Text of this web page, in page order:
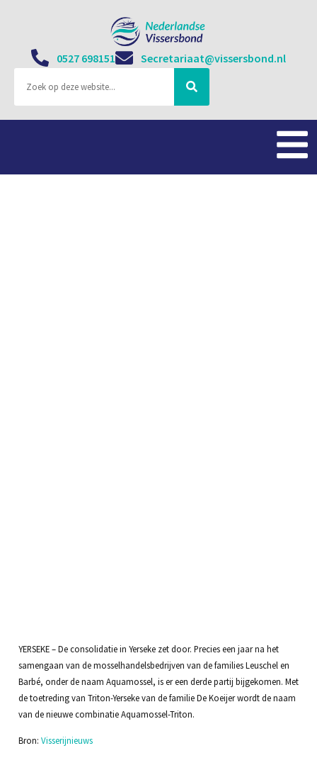
0527 698151 Secretariaat@vissersbond.nl
YERSEKE – De consolidatie in Yerseke zet door. Precies een jaar na het
samengaan van de mosselhandelsbedrijven van de families Leuschel en
Barbé, onder de naam Aquamossel, is er een derde partij bijgekomen. Met
de toetreding van Triton-Yerseke van de familie De Koeijer wordt de naam
van de nieuwe combinatie Aquamossel-Triton.
Bron: Visserijnieuws